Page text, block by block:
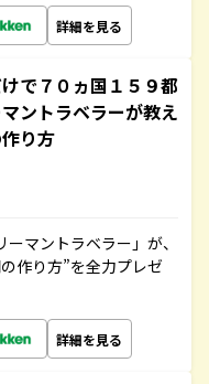
詳細を見る
で７０ヵ国１５９都
ントラベラーが教え
り方
マントラベラー」が、
作り方”を全力プレゼ
詳細を見る